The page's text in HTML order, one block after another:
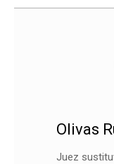
Olivas
Juez